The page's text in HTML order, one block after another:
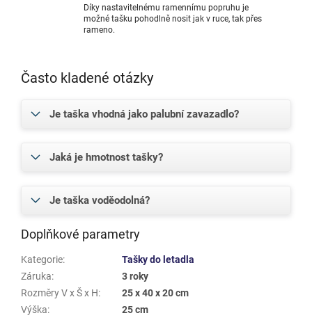
Díky nastavitelnému ramennímu popruhu je
možné tašku pohodlně nosit jak v ruce, tak přes
rameno.
Často kladené otázky
Je taška vhodná jako palubní zavazadlo?
Jaká je hmotnost tašky?
Je taška voděodolná?
Doplňkové parametry
Kategorie:
Tašky do letadla
Záruka:
3 roky
Rozměry V x Š x H:
25 x 40 x 20 cm
Výška:
25 cm